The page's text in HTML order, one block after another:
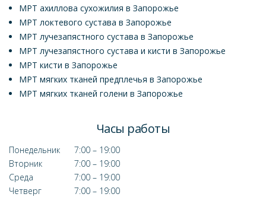
МРТ ахиллова сухожилия в Запорожье
МРТ локтевого сустава в Запорожье
МРТ лучезапястного сустава в Запорожье
МРТ лучезапястного сустава и кисти в Запорожье
МРТ кисти в Запорожье
МРТ мягких тканей предплечья в Запорожье
МРТ мягких тканей голени в Запорожье
Часы работы
Понедельник
7:00 – 19:00
Вторник
7:00 – 19:00
Среда
7:00 – 19:00
Четверг
7:00 – 19:00